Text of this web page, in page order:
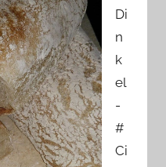
Di
n
k
el
-
#
Ci